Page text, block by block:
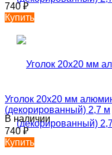
740 ₽
Купить
Уголок 20х20 мм
(декорированный) 2,7 м
В наличии
740 ₽
Купить